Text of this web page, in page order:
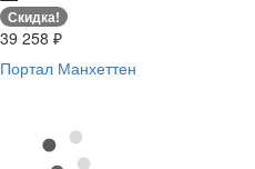
Скидка!
39 258 ₽
Портал Манхеттен